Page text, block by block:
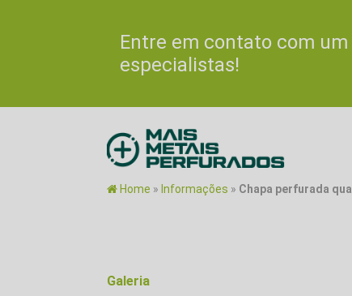
Entre em contato com um
especialistas!
Home » Informações » Chapa perfurada
Galeria